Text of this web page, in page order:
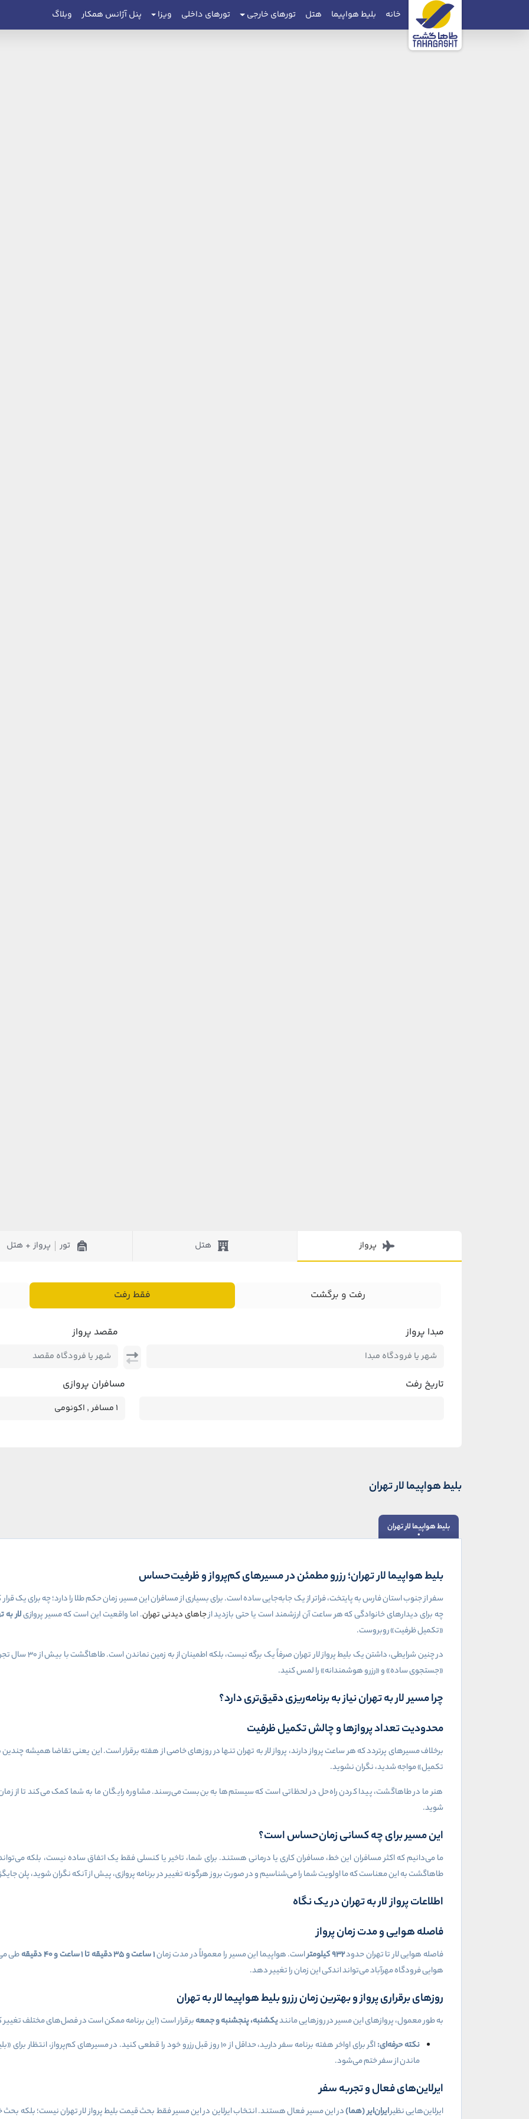
خانه بلیط هواپیما هتل تورهای خارجی تورهای داخلی ویزا پنل آژانس همکار وبلاگ
پرواز هتل تور پرواز + هتل
رفت و برگشت فقط رفت
مبدا پرواز مقصد پرواز
تاریخ رفت مسافران پروازی
بلیط هواپیما لار تهران
بلیط هواپیما لار تهران
بلیط هواپیما لار تهران؛ رزرو مطمئن در مسیرهای کم‌پرواز و ظرفیت‌حساس
سفر از جنوب استان فارس به پایتخت، فراتر از یک جابه‌جایی ساده است. برای بسیاری از مسافران این مسیر، زمان حکم طلا را دارد؛ چه برای یک
چه برای دیدارهای خانوادگی که هر ساعت آن ارزشمند است یا حتی بازدید ازجاهای دیدنی تهران. اما واقعیت این است که مسیر پروازیلار به
«تکمیل ظرفیت» روبروست.
در چنین شرایطی،
«جستجوی ساده» و «رزرو هوشمندانه» را لمس کنید.
چرا مسیر لار به تهران نیاز به برنامه‌ریزی دقیق‌تری دارد؟
محدودیت تعداد پروازها و چالش تکمیل ظرفیت
برخلاف مسیرهای پرتردد که هر ساعت پرواز دارند، پرواز لار به تهران تنها در روزهای خاصی از هفته برقرار است. این یعنی تقاضا همیشه
تکمیل» مواجه شدید، نگران نشوید.
هنر ما در طاهاگشت، پیدا کردن راه‌حل در لحظاتی است که سیستم‌ها به بن‌بست می‌رسند. مشاوره رایگان ما به شما کمک می‌کند تا از
شوید.
این مسیر برای چه کسانی زمان‌حساس است؟
طاهاگشت به این معناست که ما اولویت شما را می‌شناسیم و در صورت بروز هرگونه تغییر در برنامه پروازی، پیش از آنکه نگران شوید، پلن
اطلاعات پرواز لار به تهران در یک نگاه
فاصله هوایی و مدت زمان پرواز
فاصله هوایی لار تا تهران حدود۹۳۲کیلومتراست. هواپیما این مسیر را معمولاً در مدت زمان۱ساعت و۳۵دقیقه تا۱ساعت و۴۰دقیقهطی
هوایی فرودگاه مهرآباد می‌تواند اندکی این زمان را تغییر دهد.
روزهای برقراری پرواز و بهترین زمان رزرو بلیط هواپیما لار به تهران
به طور معمول، پروازهای این مسیر در روزهایی مانندیکشنبه، پنجشنبه و جمعهبرقرار است (این برنامه ممکن است در فصل‌های مختلف تغییر
نکته حرفه‌ای:
اگر برای اواخر هفته برنامه سفر دارید، حداقل از ۱۰ روز قبل رزرو خود را قطعی کنید. در
ماندن از سفر ختم می‌شود.
ایرلاین‌های فعال و تجربه سفر
ایرلاین‌هایی نظیرایران‌ایر (هما)در این مسیر فعال هستند. انتخاب ایرلاین در این مسیر فقط بحث قیمت بلیط پرواز لار تهران نیست؛ بلکه